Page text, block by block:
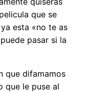
que se
esta «no te as
pasar si la
que difamamos
que le puse al